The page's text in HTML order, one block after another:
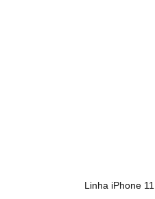
Linha iPhone